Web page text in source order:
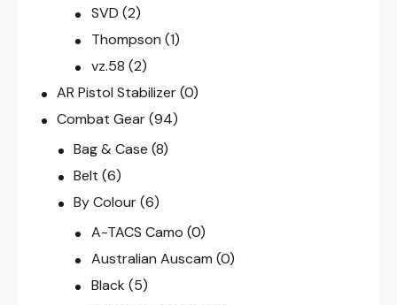
SVD (2)
Thompson (1)
vz.58 (2)
AR Pistol Stabilizer(0)
Combat Gear(94)
Bag & Case (8)
Belt (6)
By Colour (6)
A-TACS Camo (0)
Australian Auscam (0)
Black (5)